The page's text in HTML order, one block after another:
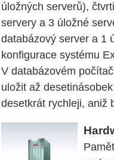
úložných serverů),
servery a 3 úložné
databázový server a 1
konfigurace systému
V databázovém
uložit až
desetkrát rychleji, aniž